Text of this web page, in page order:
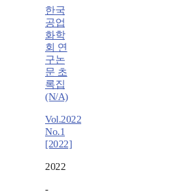
한국
공업
화학
회 연
구논
문 초
록집
(N/A)
Vol.2022
No.1
[2022]
2022
-